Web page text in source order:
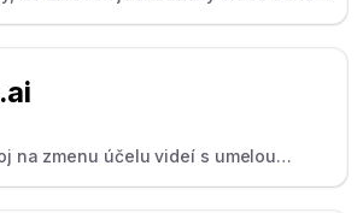
obľúbený pre svoje nástroje
na zmenu účelu videí s umelou
automaticky mení dlhé videá na